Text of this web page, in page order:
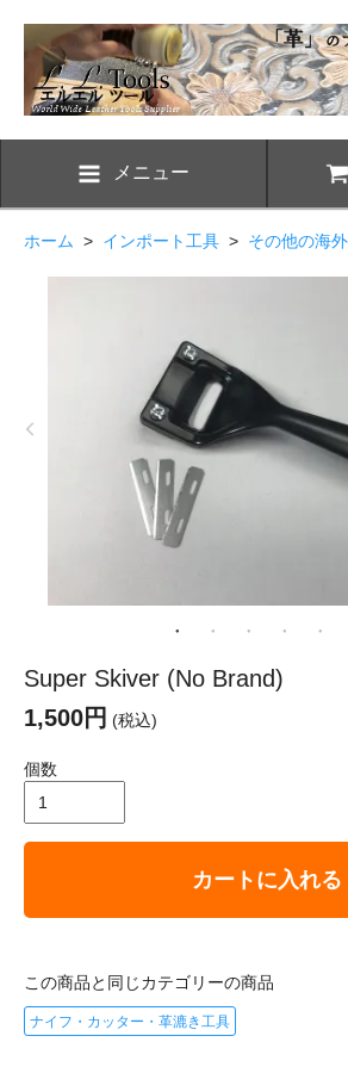
メニュー
ホーム > インポート工具 > その他の海
Super Skiver (No Brand)
1,500円 (税込)
個数
カートに入れる
この商品と同じカテゴリーの商品
ナイフ・カッター・革漉き工具